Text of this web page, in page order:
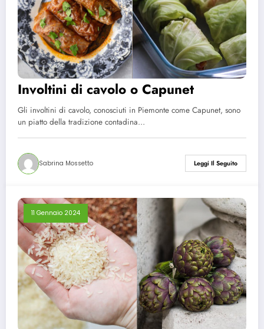
Involtini di cavolo o Capunet
Gli involtini di cavolo, conosciuti in Piemonte come Capunet, sono
un piatto della tradizione contadina…
Sabrina Mossetto Leggi Il Seguito
11 Gennaio 2024